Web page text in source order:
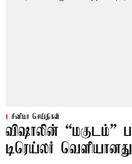
சினிமா செய்திகள்
விஷாலின் “மகுடம்”
டிரெய்லர் வெளியானது